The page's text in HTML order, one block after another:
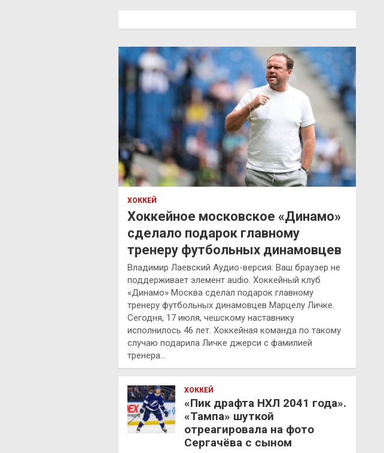
ХОККЕЙ
Хоккейное московское «Динамо»
сделало подарок главному
тренеру футбольных динамовцев
Владимир Лаевский Аудио-версия: Ваш браузер не
поддерживает элемент audio. Хоккейный клуб
«Динамо» Москва сделал подарок главному
тренеру футбольных динамовцев Марцелу Личке.
Сегодня, 17 июля, чешскому наставнику
исполнилось 46 лет. Хоккейная команда по такому
случаю подарила Личке джерси с фамилией
тренера…
ХОККЕЙ
«Пик драфта НХЛ 2041 года».
«Тампа» шуткой
отреагировала на фото
Сергачёва с сыном